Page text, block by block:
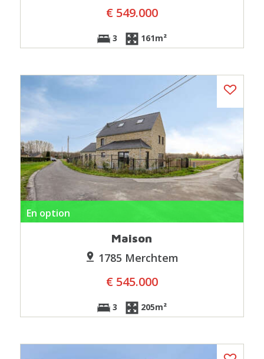
€ 549.000
3 161m²
En option
Maison
1785 Merchtem
€ 545.000
3 205m²